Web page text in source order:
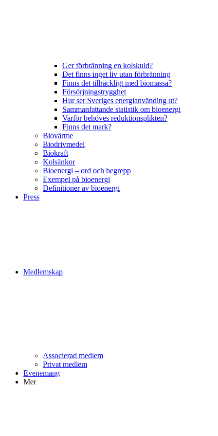
Ger förbränning en kolskuld?
Det finns inget liv utan förbränning
Finns det tillräckligt med biomassa?
Försörjningstrygghet
Hur ser Sveriges energianvänding ut?
Sammanfattande statistik om bioenergi
Varför behöves reduktionsplikten?
Finns det mark?
Biovärme
Biodrivmedel
Biokraft
Kolsänkor
Bioenergi – ord och begrepp
Exempel på bioenergi
Definitioner av bioenergi
Press
Medlemskap
Associerad medlem
Privat medlem
Evenemang
Mer